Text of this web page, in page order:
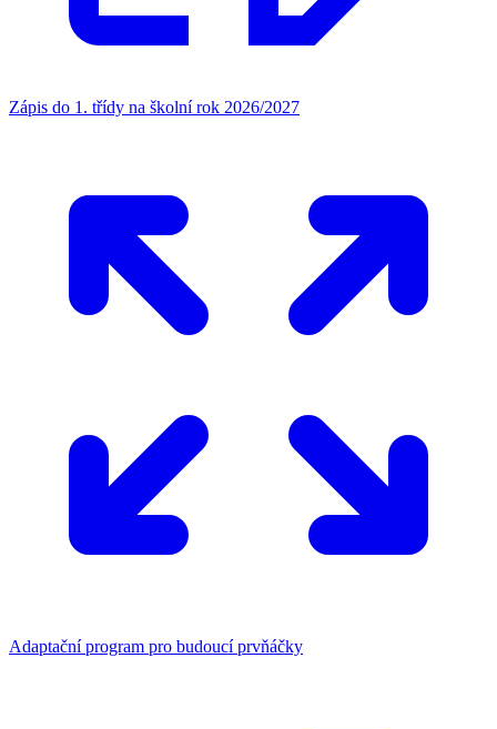
Zápis do 1. třídy na školní rok 2026/2027
Adaptační program pro budoucí prvňáčky